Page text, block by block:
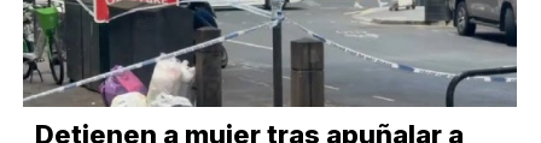
Detienen a mujer tras apuñalar a